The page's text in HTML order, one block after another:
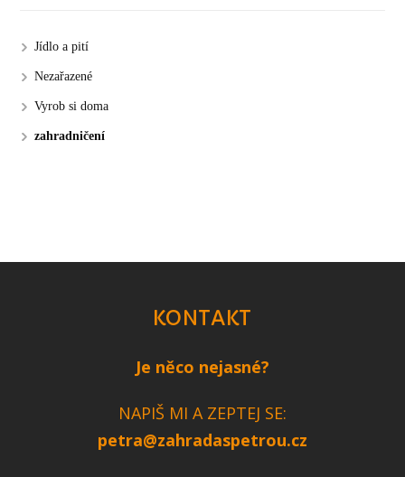
Jídlo a pití
Nezařazené
Vyrob si doma
zahradničení
KONTAKT
Je něco nejasné?
NAPIŠ MI A ZEPTEJ SE:
petra@zahradaspetrou.cz